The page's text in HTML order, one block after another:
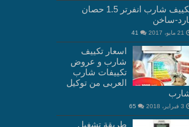
تكييف شارب انفرتر 1.5 حصان
ساخن
21 مايو، 2017 41
اسعار تكييف
شارب و عروض
تكييفات شارب
العربى من توكيل
3 فبراير، 2018 65
طريقة تشغيل